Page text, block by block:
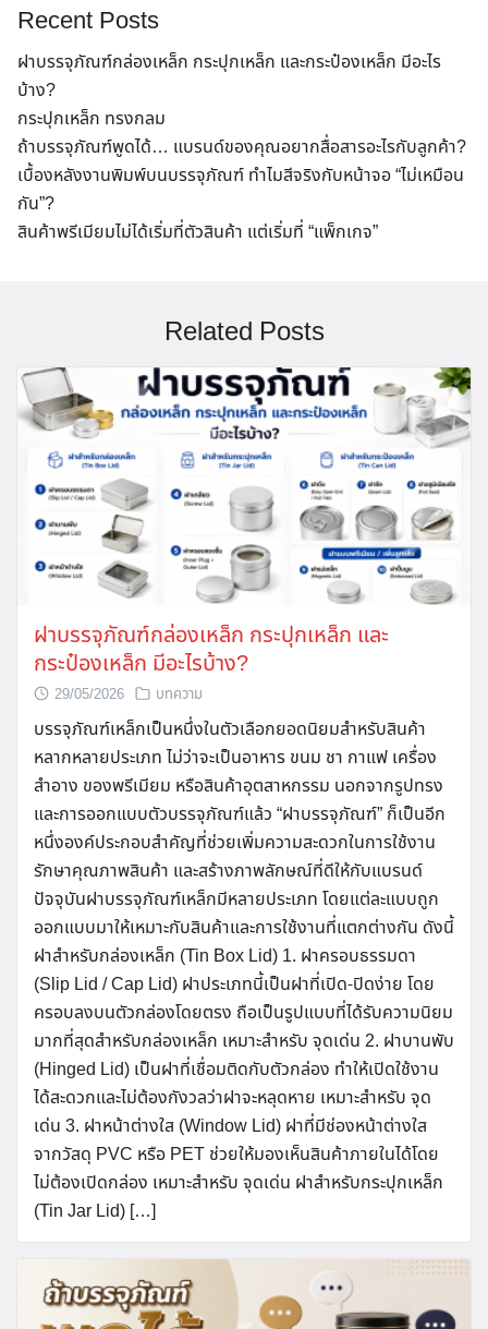
Recent Posts
ฝาบรรจุภัณฑ์กล่องเหล็ก กระปุกเหล็ก และกระป๋องเหล็ก มีอะไร
บ้าง?
กระปุกเหล็ก ทรงกลม
ถ้าบรรจุภัณฑ์พูดได้… แบรนด์ของคุณอยากสื่อสารอะไรกับลูกค้า?
เบื้องหลังงานพิมพ์บนบรรจุภัณฑ์ ทำไมสีจริงกับหน้าจอ “ไม่เหมือน
กัน”?
สินค้าพรีเมียมไม่ได้เริ่มที่ตัวสินค้า แต่เริ่มที่ “แพ็กเกจ”
Related Posts
ฝาบรรจุภัณฑ์กล่องเหล็ก กระปุกเหล็ก และ
กระป๋องเหล็ก มีอะไรบ้าง?
29/05/2026 บทความ
บรรจุภัณฑ์เหล็กเป็นหนึ่งในตัวเลือกยอดนิยมสำหรับสินค้า
หลากหลายประเภท ไม่ว่าจะเป็นอาหาร ขนม ชา กาแฟ เครื่อง
สำอาง ของพรีเมียม หรือสินค้าอุตสาหกรรม นอกจากรูปทรง
และการออกแบบตัวบรรจุภัณฑ์แล้ว “ฝาบรรจุภัณฑ์” ก็เป็นอีก
หนึ่งองค์ประกอบสำคัญที่ช่วยเพิ่มความสะดวกในการใช้งาน
รักษาคุณภาพสินค้า และสร้างภาพลักษณ์ที่ดีให้กับแบรนด์
ปัจจุบันฝาบรรจุภัณฑ์เหล็กมีหลายประเภท โดยแต่ละแบบถูก
ออกแบบมาให้เหมาะกับสินค้าและการใช้งานที่แตกต่างกัน ดังนี้
ฝาสำหรับกล่องเหล็ก (Tin Box Lid) 1. ฝาครอบธรรมดา
(Slip Lid / Cap Lid) ฝาประเภทนี้เป็นฝาที่เปิด-ปิดง่าย โดย
ครอบลงบนตัวกล่องโดยตรง ถือเป็นรูปแบบที่ได้รับความนิยม
มากที่สุดสำหรับกล่องเหล็ก เหมาะสำหรับ จุดเด่น 2. ฝาบานพับ
(Hinged Lid) เป็นฝาที่เชื่อมติดกับตัวกล่อง ทำให้เปิดใช้งาน
ได้สะดวกและไม่ต้องกังวลว่าฝาจะหลุดหาย เหมาะสำหรับ จุด
เด่น 3. ฝาหน้าต่างใส (Window Lid) ฝาที่มีช่องหน้าต่างใส
จากวัสดุ PVC หรือ PET ช่วยให้มองเห็นสินค้าภายในได้โดย
ไม่ต้องเปิดกล่อง เหมาะสำหรับ จุดเด่น ฝาสำหรับกระปุกเหล็ก
(Tin Jar Lid) […]